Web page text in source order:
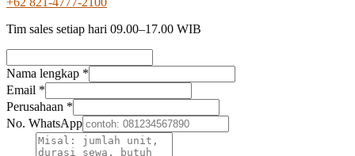
Tim sales setiap hari 09.00–17.00 WIB
Nama lengkap *
Email *
Perusahaan *
No. WhatsApp